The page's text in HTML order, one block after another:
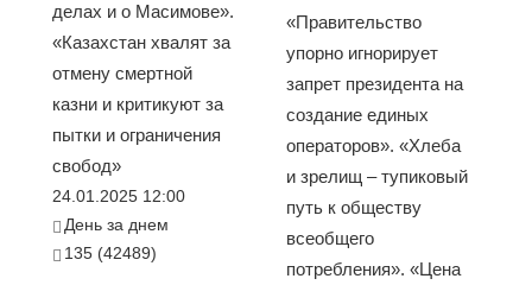
делах и о Масимове».
«Казахстан хвалят за
отмену смертной
казни и критикуют за
пытки и ограничения
свобод»
24.01.2025 12:00
День за днем
135 (42489)
«Правительство
упорно игнорирует
запрет президента на
создание единых
операторов». «Хлеба
и зрелищ – тупиковый
путь к обществу
всеобщего
потребления». «Цена